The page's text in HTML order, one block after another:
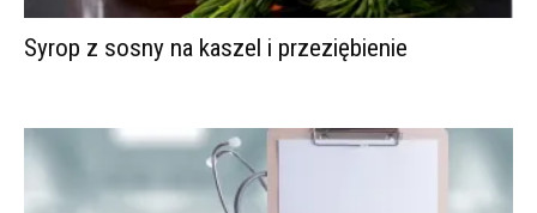
Syrop z sosny na kaszel i przeziębienie